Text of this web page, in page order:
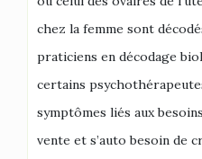
chez la femme sont
praticiens en décodage
certains
symptômes liés aux
vente et s’auto besoin de